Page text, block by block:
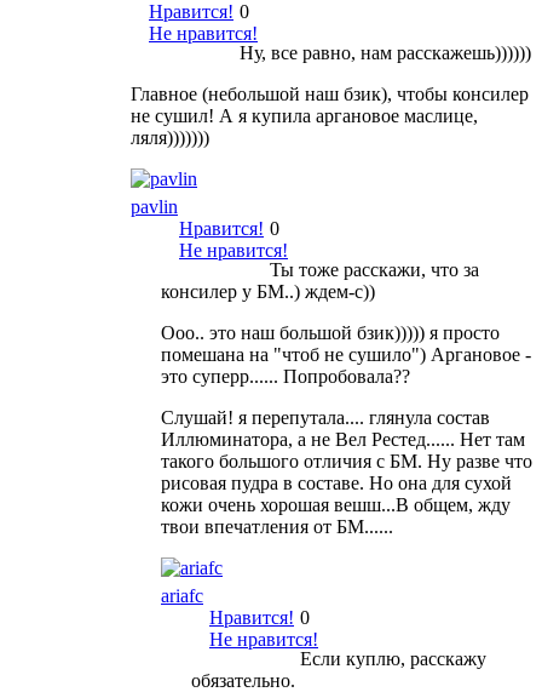
Нравится!
Не нравится!
0
Ну, все равно, нам расскажешь))))))
Главное (небольшой наш бзик), чтобы консилер
не сушил! А я купила аргановое маслице,
ляля)))))))
pavlin
Нравится!
Не нравится!
0
Ты тоже расскажи, что за
консилер у БМ..) ждем-с))
Ооо.. это наш большой бзик))))) я просто
помешана на "чтоб не сушило") Аргановое -
это суперр...... Попробовала??
Слушай! я перепутала.... глянула состав
Иллюминатора, а не Вел Рестед...... Нет там
такого большого отличия с БМ. Ну разве что
рисовая пудра в составе. Но она для сухой
кожи очень хорошая вешш...В общем, жду
твои впечатления от БМ......
ariafc
Нравится!
Не нравится!
0
Если куплю, расскажу
обязательно.